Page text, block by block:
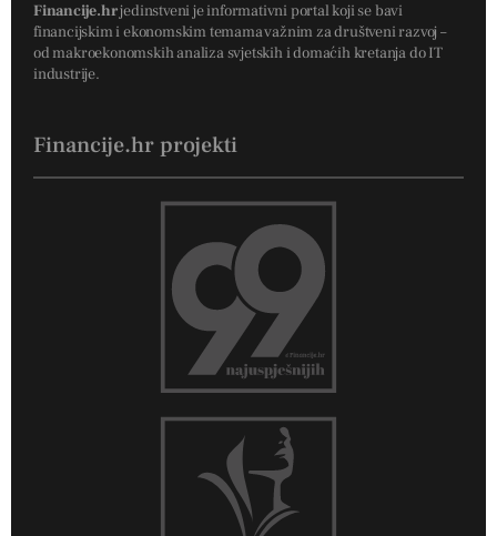
Financije.hrjedinstveni je informativni portal koji se bavi
financijskim i ekonomskim temama važnim za društveni razvoj –
od makroekonomskih analiza svjetskih i domaćih kretanja do IT
industrije.
Financije.hr projekti